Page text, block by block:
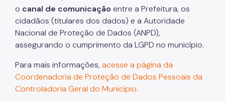
Isenção de Rodízio
Transporte de Carga
Transporte de Fretamento
Vias Públicas (Eventos, Obras)
o canal de comunicação entre a Prefeitura, os
cidadãos (titulares dos dados) e a Autoridade
Nacional de Proteção de Dados (ANPD),
assegurando o cumprimento da LGPD no município.
Para mais informações, acesse a página da
Coordenadoria de Proteção de Dados Pessoais da
Controladoria Geral do Município.